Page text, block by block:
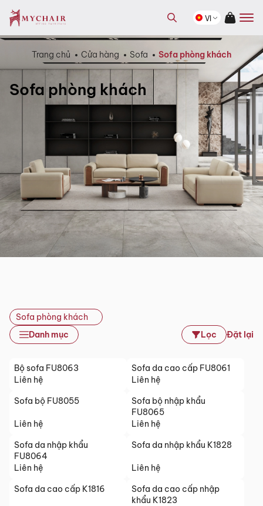
phẩm
Tìm
kiếm
phẩm
VI
Trang chủ Cửa hàng Sofa Sofa phòng khách
Sofa phòng khách
Sofa phòng khách
Danh mục
Lọc Đặt lại
Bộ sofa FU8063
Liên hệ
Sofa da cao cấp FU8061
Liên hệ
Sofa bộ FU8055
Liên hệ
Sofa bộ nhập khẩu
FU8065
Liên hệ
Sofa da nhập khẩu
FU8064
Liên hệ
Sofa da nhập khẩu K1828
Liên hệ
Sofa da cao cấp K1816
Sofa da cao cấp nhập
khẩu K1823